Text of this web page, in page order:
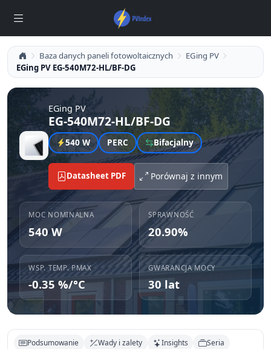
Baza danych paneli fotowoltaicznych
EGing PV
EGing PV EG-540M72-HL/BF-DG
EGing PV
EG-540M72-HL/BF-DG
540 W PERC Bifacjalny
Datasheet PDF Porównaj z innym
MOC NOMINALNA
540 W
SPRAWNOŚĆ
20.90%
WSP. TEMP. PMAX
-0.35 %/°C
GWARANCJA MOCY
30 lat
Podsumowanie Wady i zalety Insights
Seria